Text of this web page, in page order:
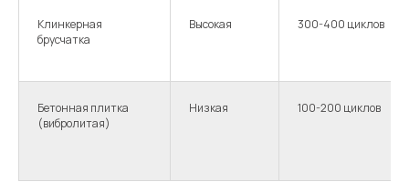
Клинкерная
брусчатка
Высокая 300-400 циклов
Бетонная плитка
(вибролитая)
Низкая 100-200 циклов